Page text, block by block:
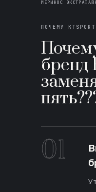
МЕРИНОС ЭКСТРАФАЙН
ПОЧЕМУ KTSPORT
бренд
01